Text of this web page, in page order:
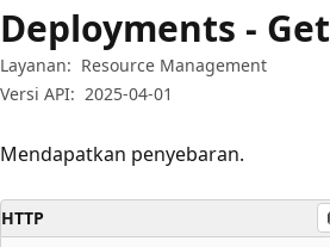
Deployments - Get
Layanan: Resource Management
Versi API: 2025-04-01
Mendapatkan penyebaran.
HTTP